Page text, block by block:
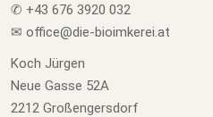
✆ +43 676 3920 032
✉ office@die-bioimkerei.at
Koch Jürgen
Neue Gasse 52A
2212 Großengersdorf